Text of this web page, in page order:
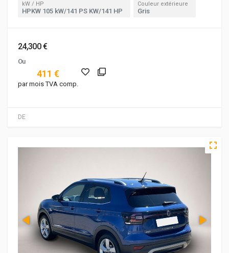
DE
kW / HP
HPKW 105 kW/141 PS KW/141 HP
Couleur extérieure
Gris
24,300 €
Ou
411 €
par mois TVA comp.